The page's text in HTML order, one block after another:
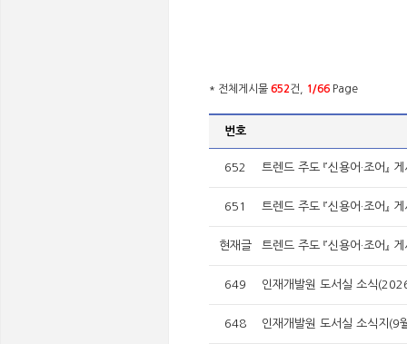
* 전체게시물 652건, 1/66 Page
번호
652 트렌드 주도 『신용어·조어』
651 트렌드 주도 『신용어·조어』
현재글 트렌드 주도 『신용어·조어』
649 인재개발원 도서실 소식
648 인재개발원 도서실 소식지(9